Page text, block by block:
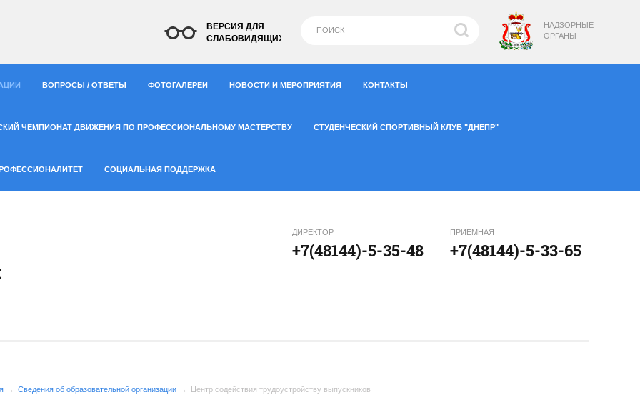
НАДЗОРНЫЕ
ОРГАНЫ
ВЕРСИЯ ДЛЯ
СЛАБОВИДЯЩИХ
ВОПРОСЫ / ОТВЕТЫ ФОТОГАЛЕРЕИ НОВОСТИ И МЕРОПРИЯТИЯ КОНТАКТЫ
ЧЕМПИОНАТ ДВИЖЕНИЯ ПО ПРОФЕССИОНАЛЬНОМУ МАСТЕРСТВУ СТУДЕНЧЕСКИЙ СПОРТИВНЫЙ КЛУБ "ДНЕПР"
СОЦИАЛЬНАЯ ПОДДЕРЖКА
ДИРЕКТОР
+7(48144)-5-35-48
ПРИЕМНАЯ
+7(48144)-5-33-65
Сведения об образовательной организации Центр содействия трудоустройству выпускников